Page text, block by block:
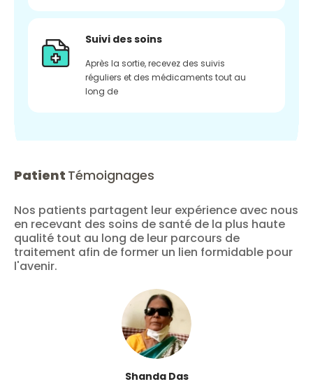
Suivi des soins
Après la sortie, recevez des suivis
réguliers et des médicaments tout au
long de
Patient Témoignages
Nos patients partagent leur expérience avec nous
en recevant des soins de santé de la plus haute
qualité tout au long de leur parcours de
traitement afin de former un lien formidable pour
l'avenir.
Shanda Das